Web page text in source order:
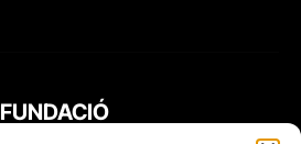
FUNDACIÓ